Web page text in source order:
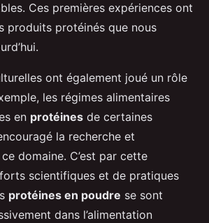
Ces premières expériences ont
produits protéinés que nous
ont également joué un rôle
les régimes alimentaires
en protéines de certaines
la recherche et
domaine. C’est par cette
scientifiques et de pratiques
protéines en poudre se sont
dans l’alimentation